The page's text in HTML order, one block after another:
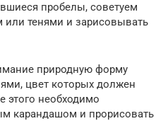
пробелы, советуем
или тенями и зарисовывать
природную форму
цвет которых должен
этого необходимо
карандашом и прорисовать